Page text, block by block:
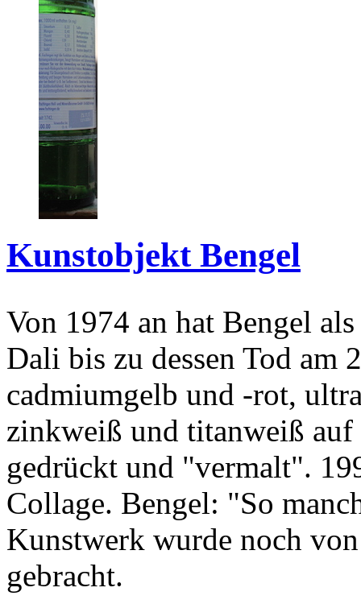
Kunstobjekt Bengel
Von 1974 an hat Bengel
Dali bis zu dessen Tod am
cadmiumgelb und -rot,
zinkweiß und titanweiß
gedrückt und "vermalt".
Collage. Bengel: "So
Kunstwerk wurde noch
gebracht.